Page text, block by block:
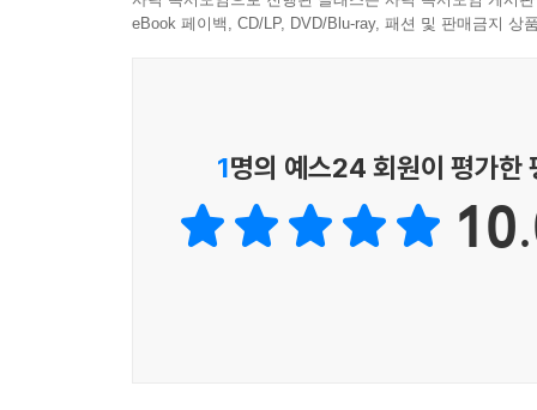
대목들이 큰 공감을 불러일으킨다. ‘11,000원에 4
‘19,900원짜리 수건’에서 행복을 찾고 ‘누룽지
부모를 떠나 처음 독립할 때나 주머니 사정이
eBook 페이백, CD/LP, DVD/Blu-ray, 패션 및 판매금지 상
1명의 예스24 회원이 평가한